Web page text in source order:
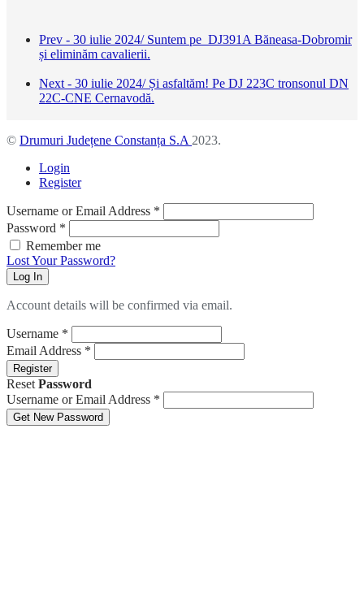
Prev - 30 iulie 2024/ Suntem pe DJ391A Băneasa-Dobromir
și eliminăm cavalierii.
Next - 30 iulie 2024/ Și asfaltăm! Pe DJ 223C tronsonul DN
22C-CNE Cernavodă.
© Drumuri Județene Constanța S.A 2023.
Login
Register
Username or Email Address *
Password *
Remember me
Lost Your Password?
Log In
Account details will be confirmed via email.
Username *
Email Address *
Register
Reset Password
Username or Email Address *
Get New Password